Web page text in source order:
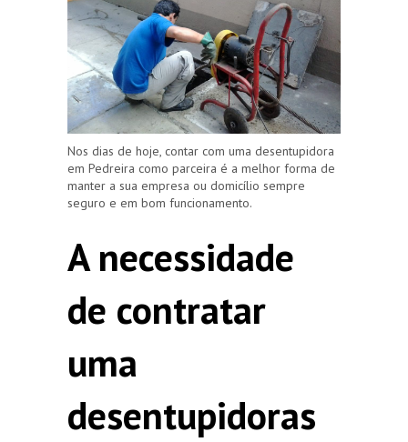
Nos dias de hoje, contar com uma desentupidora
em Pedreira como parceira é a melhor forma de
manter a sua empresa ou domicílio sempre
seguro e em bom funcionamento.
A necessidade
de contratar
uma
desentupidoras